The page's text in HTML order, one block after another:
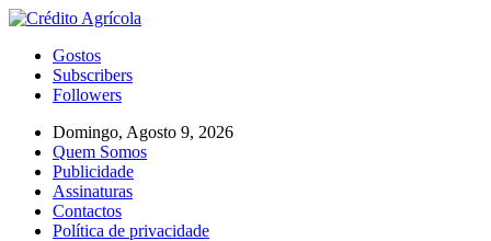
Gostos
Subscribers
Followers
Domingo, Agosto 9, 2026
Quem Somos
Publicidade
Assinaturas
Contactos
Política de privacidade